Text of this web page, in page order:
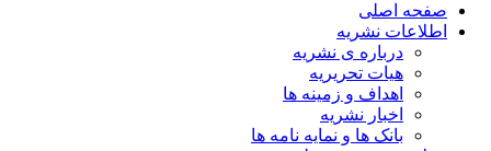
صفحه اصلی
اطلاعات نشریه
درباره ی نشریه
هیات تحریریه
اهداف و زمینه ها
اخبار نشریه
بانک ها و نمایه نامه ها